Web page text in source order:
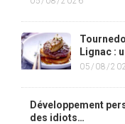
Lignac :
05/08/
Développement
des idiots…